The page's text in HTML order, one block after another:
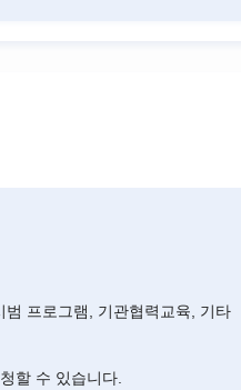
프로그램, 기관협력교육, 기타
할 수 있습니다.